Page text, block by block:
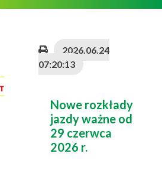
2026.06.24
07:20:13
Nowe rozkłady
jazdy ważne od
29 czerwca
2026 r.